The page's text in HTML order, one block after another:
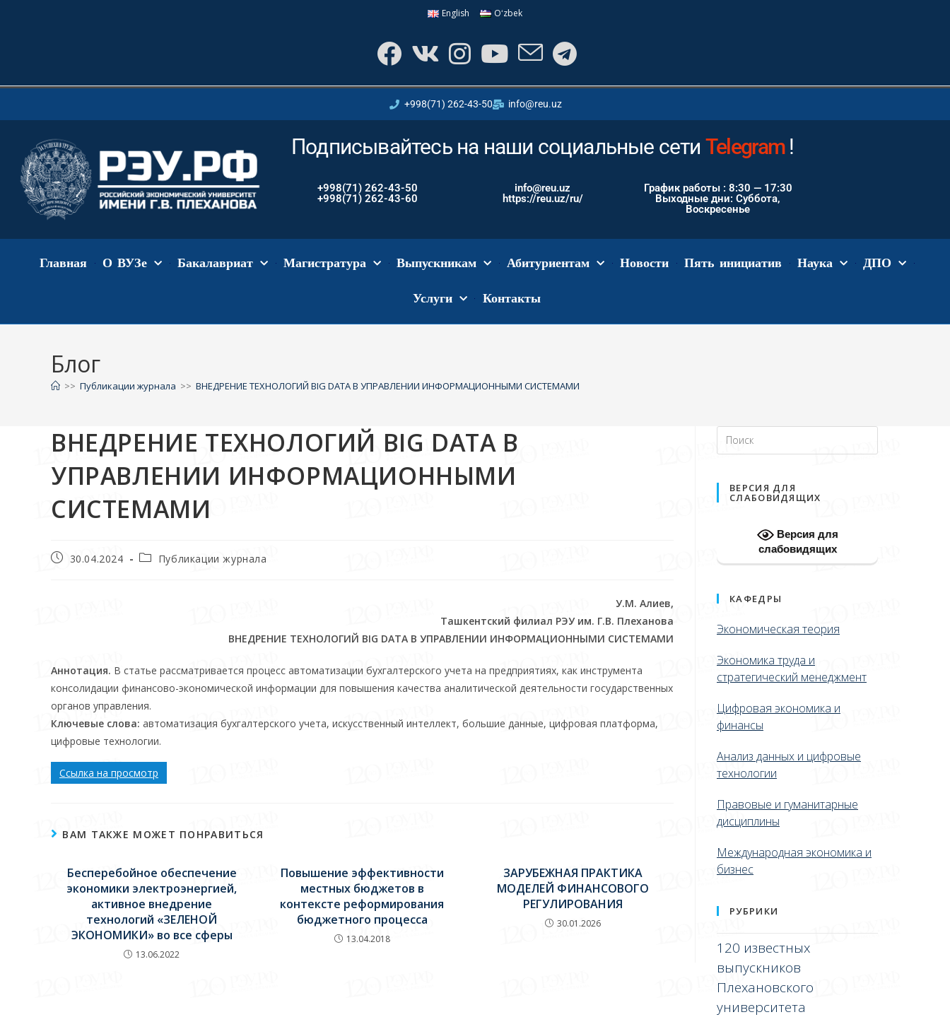
English Oʻzbek
+998(71) 262-43-50 info@reu.uz
Подписывайтесь на наши социальные сети Instagram !
+998(71) 262-43-50
+998(71) 262-43-60
info@reu.uz
https://reu.uz/ru/
График работы : 8:30 — 17:30
Выходные дни: Суббота,
Воскресенье
Главная О ВУЗе Бакалавриат Магистратура Выпускникам Абитуриентам Новости Пять инициатив Наука ДПО
Услуги Контакты
Блог
>> Публикации журнала >> ВНЕДРЕНИЕ ТЕХНОЛОГИЙ BIG DATA В УПРАВЛЕНИИ ИНФОРМАЦИОННЫМИ СИСТЕМАМИ
ВНЕДРЕНИЕ ТЕХНОЛОГИЙ BIG DATA В
УПРАВЛЕНИИ ИНФОРМАЦИОННЫМИ
СИСТЕМАМИ
30.04.2024 Публикации журнала
У.М. Алиев,
Ташкентский филиал РЭУ им. Г.В. Плеханова
ВНЕДРЕНИЕ ТЕХНОЛОГИЙ BIG DATA В УПРАВЛЕНИИ ИНФОРМАЦИОННЫМИ СИСТЕМАМИ
Аннотация. В статье рассматривается процесс автоматизации бухгалтерского учета на предприятиях, как инструмента
консолидации финансово-экономической информации для повышения качества аналитической деятельности государственных
органов управления.
Ключевые слова: автоматизация бухгалтерского учета, искусственный интеллект, большие данные, цифровая платформа,
цифровые технологии.
Ссылка на просмотр
ВАМ ТАКЖЕ МОЖЕТ ПОНРАВИТЬСЯ
Бесперебойное обеспечение
экономики электроэнергией,
активное внедрение
технологий «ЗЕЛЕНОЙ
ЭКОНОМИКИ» во все сферы
13.06.2022
Повышение эффективности
местных бюджетов в
контексте реформирования
бюджетного процесса
13.04.2018
ЗАРУБЕЖНАЯ ПРАКТИКА
МОДЕЛЕЙ ФИНАНСОВОГО
РЕГУЛИРОВАНИЯ
30.01.2026
ВЕРСИЯ ДЛЯ
СЛАБОВИДЯЩИХ
Версия для
слабовидящих
КАФЕДРЫ
Экономическая теория
Экономика труда и
стратегический менеджмент
Цифровая экономика и
финансы
Анализ данных и цифровые
технологии
Правовые и гуманитарные
дисциплины
Международная экономика и
бизнес
РУБРИКИ
120 известных
выпускников
Плехановского
университета